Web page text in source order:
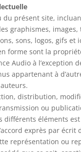
du présent site,
graphismes, images,
sons, logos, gifs et
forme sont la
Audio à l’exception
appartenant à
distribution,
ou
différents éléments
exprès par écrit
représentation ou